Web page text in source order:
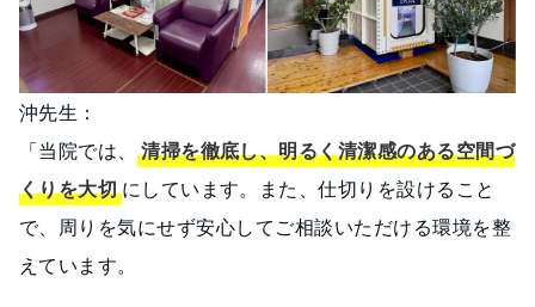
沖先生：
「当院では、
清掃を徹底し、明るく清潔感のある空間づ
くりを大切にしています。また、仕切りを設けること
で、周りを気にせず安心してご相談いただける環境を整
えています。